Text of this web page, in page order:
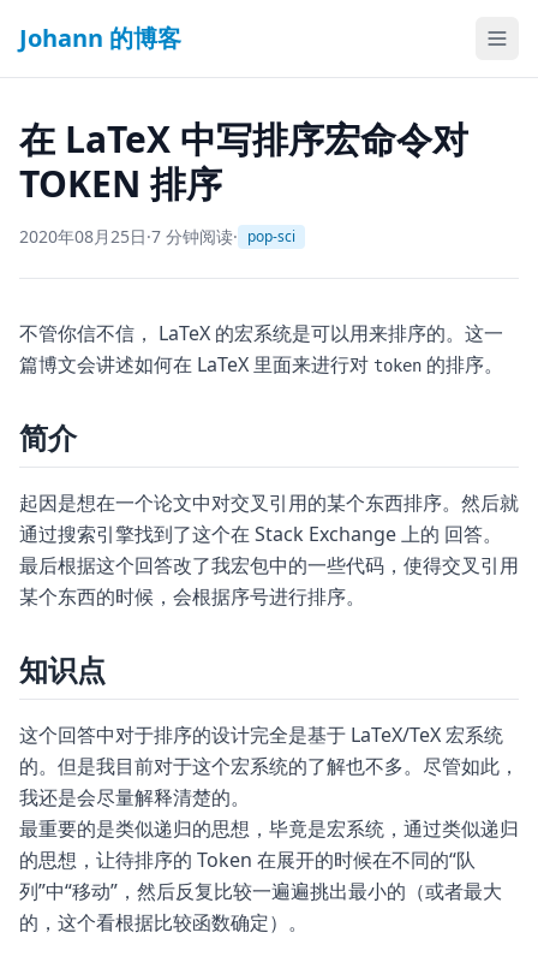
Johann 的博客
在 LaTeX 中写排序宏命令对
TOKEN 排序
2020年08月25日·7 分钟阅读· pop-sci
不管你信不信， LaTeX 的宏系统是可以用来排序的。这一
篇博文会讲述如何在 LaTeX 里面来进行对 token 的排序。
简介
起因是想在一个论文中对交叉引用的某个东西排序。然后就
通过搜索引擎找到了这个在 Stack Exchange 上的 回答。
最后根据这个回答改了我宏包中的一些代码，使得交叉引用
某个东西的时候，会根据序号进行排序。
知识点
这个回答中对于排序的设计完全是基于 LaTeX/TeX 宏系统
的。但是我目前对于这个宏系统的了解也不多。尽管如此，
我还是会尽量解释清楚的。
最重要的是类似递归的思想，毕竟是宏系统，通过类似递归
的思想，让待排序的 Token 在展开的时候在不同的“队
列”中“移动”，然后反复比较一遍遍挑出最小的（或者最大
的，这个看根据比较函数确定）。